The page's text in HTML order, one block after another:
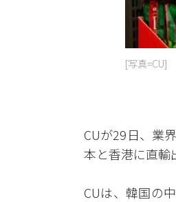
[写真=CU]
CUが29日、業
本と香港に直輸
CUは、韓国の